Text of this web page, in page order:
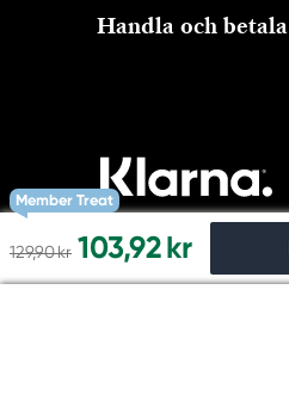
Member Treat
129,90 kr 103,92 kr
Handla och